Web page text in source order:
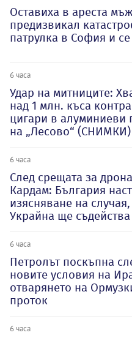
Оставиха в ареста
предизвикал
патрулка в София и
6 часа
Удар на митниците:
над 1 млн. къса
цигари в алуминиеви
на „Лесово“ (СНИМКИ)
6 часа
След срещата за
Кардам: България
изясняване на случая,
Украйна ще съдейства
6 часа
Петролът поскъпна
новите условия на
отварянето на
проток
6 часа